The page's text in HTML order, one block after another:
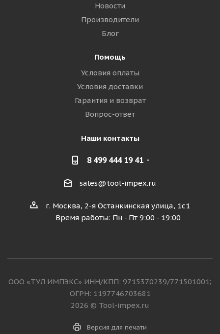
Новости
Производители
Блог
Помощь
Условия оплаты
Условия доставки
Гарантия и возврат
Вопрос-ответ
Наши контакты
8 499 444 19 41
sales@tool-impex.ru
г. Москва, 2-я Останкинская улица, 1с1
Время работы: Пн - Пт 9:00 - 19:00
ООО «ТУЛ ИМПЭКС» ИНН/КПП: 9715370239/771501001;
ОГРН: 1197746703681
2026 © Tool-impex.ru
Версия для печати